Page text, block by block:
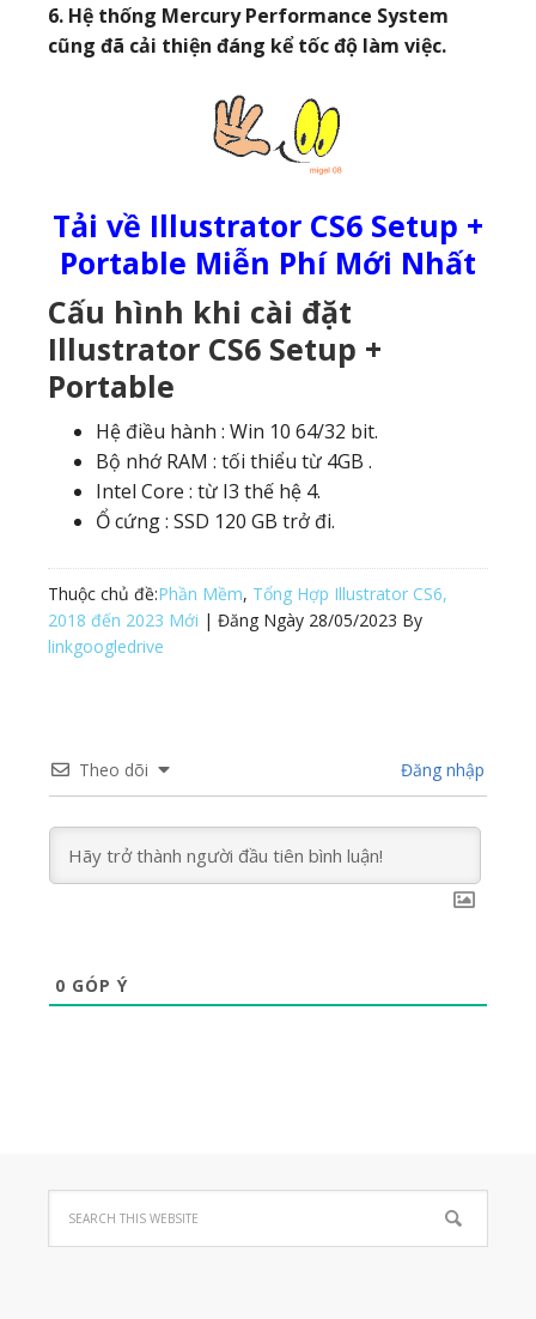
6. Hệ thống Mercury Performance System
cũng đã cải thiện đáng kể tốc độ làm việc.
Tải về Illustrator CS6 Setup +
Portable Miễn Phí Mới Nhất
Cấu hình khi cài đặt
Illustrator CS6 Setup +
Portable
Hệ điều hành : Win 10 64/32 bit.
Bộ nhớ RAM : tối thiểu từ 4GB .
Intel Core : từ I3 thế hệ 4.
Ổ cứng : SSD 120 GB trở đi.
Thuộc chủ đề:Phần Mềm, Tổng Hợp Illustrator CS6,
2018 đến 2023 Mới | Đăng Ngày 28/05/2023 By
linkgoogledrive
Theo dõi Đăng nhập
0 GÓP Ý